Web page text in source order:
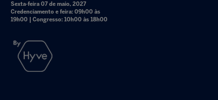
Sexta-feira 07 de maio, 2027
Credenciamento e feira: 09h00 às
19h00 | Congresso: 10h00 às 18h00